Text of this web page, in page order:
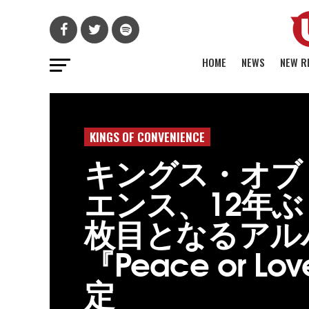
HOME NEWS NEW
KINGS OF CONVENIENCE
キングス・オ
エンス、12年
枚目となるア
『Peace or
定